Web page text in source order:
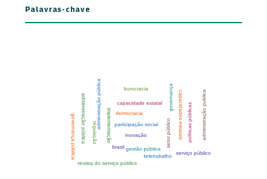
Palavras-chave